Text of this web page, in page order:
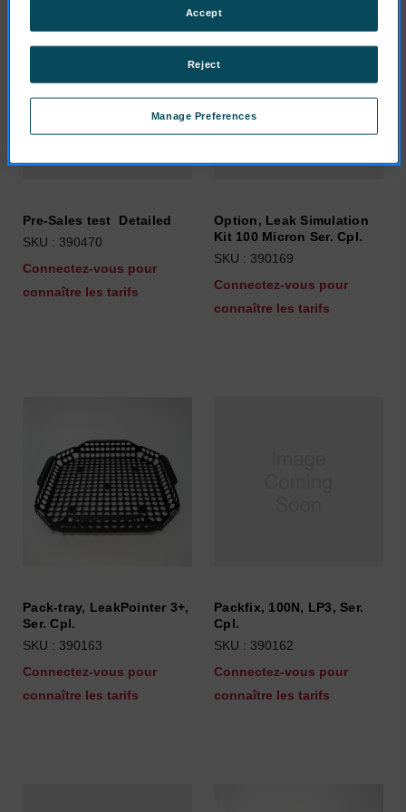
Pre-Sales test  Detailed
SKU : 390470
Connectez-vous pour
connaître les tarifs
Option, Leak Simulation
Kit 100 Micron Ser. Cpl.
SKU : 390169
Connectez-vous pour
connaître les tarifs
Pack-tray, LeakPointer 3+,
Ser. Cpl.
SKU : 390163
Connectez-vous pour
connaître les tarifs
Packfix, 100N, LP3, Ser.
Cpl.
SKU : 390162
Connectez-vous pour
connaître les tarifs
Manage Preferences
Reject
Accept